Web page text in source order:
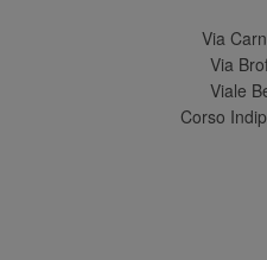
Via
Via
Viale
Corso